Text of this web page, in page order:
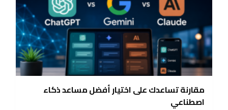
مقارنة تساعدك على اختيار أفضل مساعد ذكاء
اصطناعي